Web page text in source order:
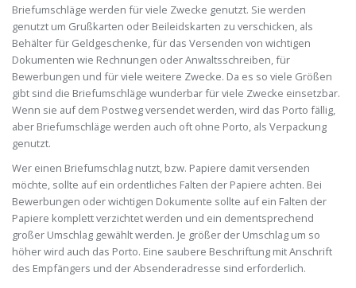
Briefumschläge werden für viele Zwecke genutzt. Sie werden
genutzt um Grußkarten oder Beileidskarten zu verschicken, als
Behälter für Geldgeschenke, für das Versenden von wichtigen
Dokumenten wie Rechnungen oder Anwaltsschreiben, für
Bewerbungen und für viele weitere Zwecke. Da es so viele Größen
gibt sind die Briefumschläge wunderbar für viele Zwecke einsetzbar.
Wenn sie auf dem Postweg versendet werden, wird das Porto fällig,
aber Briefumschläge werden auch oft ohne Porto, als Verpackung
genutzt.
Wer einen Briefumschlag nutzt, bzw. Papiere damit versenden
möchte, sollte auf ein ordentliches Falten der Papiere achten. Bei
Bewerbungen oder wichtigen Dokumente sollte auf ein Falten der
Papiere komplett verzichtet werden und ein dementsprechend
großer Umschlag gewählt werden. Je größer der Umschlag um so
höher wird auch das Porto. Eine saubere Beschriftung mit Anschrift
des Empfängers und der Absenderadresse sind erforderlich.